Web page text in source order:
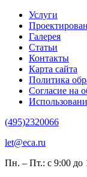
Услуги
Галерея
Статьи
Контакты
Карта сайта
Политика
Согласие на
(495)2320066
let@eca.ru
Пн. – Пт.: с 9:00 до